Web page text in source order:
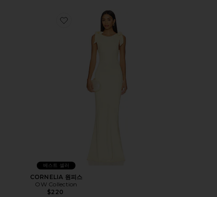
Favorite CORNELIA 원피스
베스트 셀러
CORNELIA 원피스
OW Collection
$220